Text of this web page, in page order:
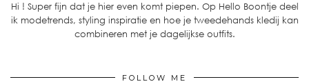
Hi ! Super fijn dat je hier even komt piepen. Op Hello Boontje deel
ik modetrends, styling inspiratie en hoe je tweedehands kledij kan
combineren met je dagelijkse outfits.
FOLLOW ME